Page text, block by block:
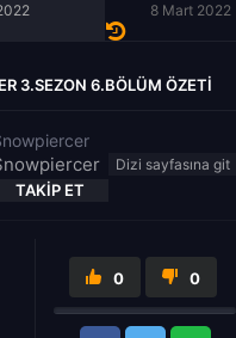
8 Mart 2022
3.SEZON 6.BÖLÜM ÖZETI
TAKIP ET
0 0